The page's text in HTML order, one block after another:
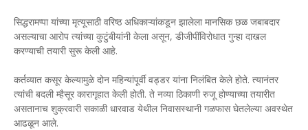
सिद्धरामप्पा यांच्या मृत्यूसाठी वरिष्ठ अधिकाऱ्यांकडून झालेला मानसिक छळ जबाबदार
असल्याचा आरोप त्यांच्या कुटुंबीयांनी केला असून, डीजीपींविरोधात गुन्हा दाखल
करण्याची तयारी सुरू केली आहे.
कर्तव्यात कसूर केल्यामुळे दोन महिन्यांपूर्वी वड्डर यांना निलंबित केले होते. त्यानंतर
त्यांची बदली म्हैसूर कारागृहात केली होती. ते नव्या ठिकाणी रुजू होण्याच्या तयारीत
असतानाच शुक्रवारी सकाळी धारवाड येथील निवासस्थानी गळफास घेतलेल्या अवस्थेत
आढळून आले.